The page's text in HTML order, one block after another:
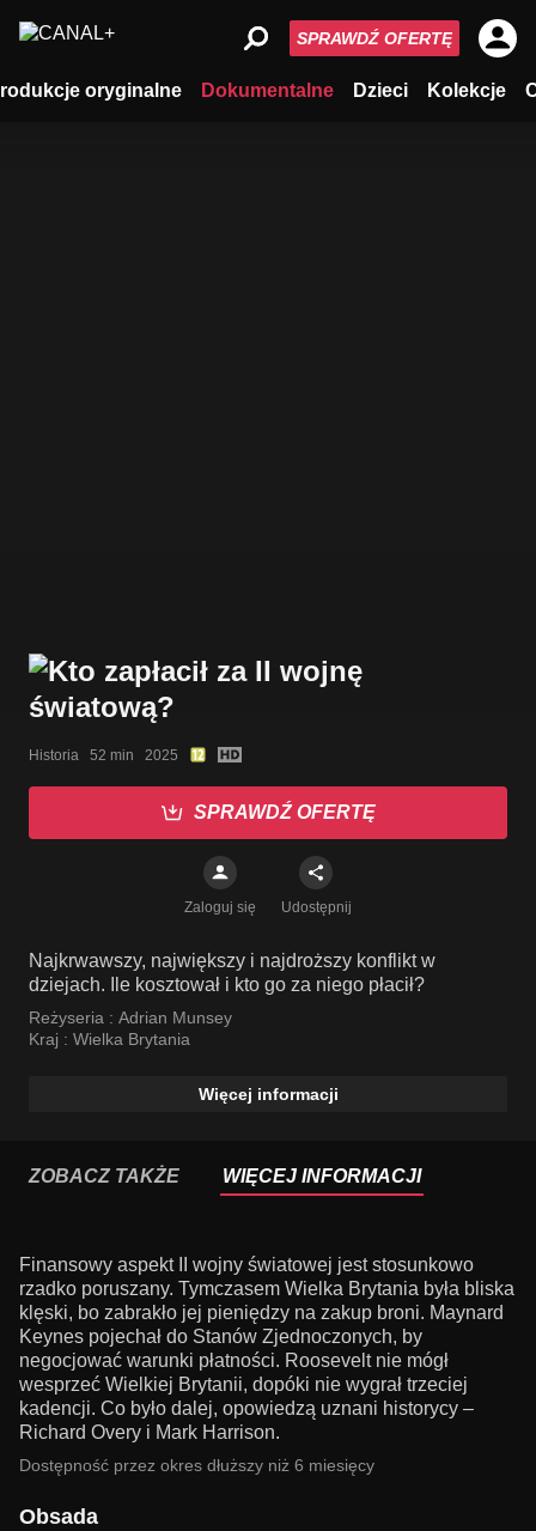
oryginalne Dokumentalne Dzieci Kolekcje
SPRAWDŹ OFERTĘ
Historia   52 min   2025
SPRAWDŹ OFERTĘ
Zaloguj się Udostępnij
Najkrwawszy, największy i najdroższy konflikt w
dziejach. Ile kosztował i kto go za niego płacił?
Reżyseria : Adrian Munsey
Kraj : Wielka Brytania
Więcej informacji
ZOBACZ TAKŻE WIĘCEJ INFORMACJI
Finansowy aspekt II wojny światowej jest stosunkowo
rzadko poruszany. Tymczasem Wielka Brytania była bliska
klęski, bo zabrakło jej pieniędzy na zakup broni. Maynard
Keynes pojechał do Stanów Zjednoczonych, by
negocjować warunki płatności. Roosevelt nie mógł
wesprzeć Wielkiej Brytanii, dopóki nie wygrał trzeciej
kadencji. Co było dalej, opowiedzą uznani historycy –
Richard Overy i Mark Harrison.
Dostępność przez okres dłuższy niż 6 miesięcy
Obsada